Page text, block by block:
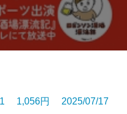
1 1,056円 2025/07/17